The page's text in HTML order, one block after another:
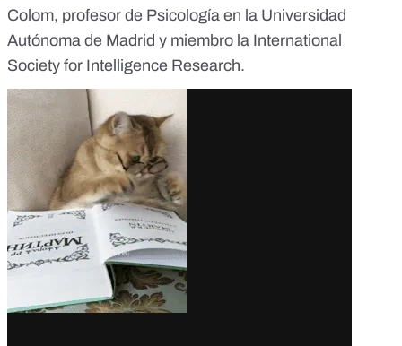
Colom, profesor de Psicología en la Universidad
Autónoma de Madrid y miembro la International
Society for Intelligence Research.